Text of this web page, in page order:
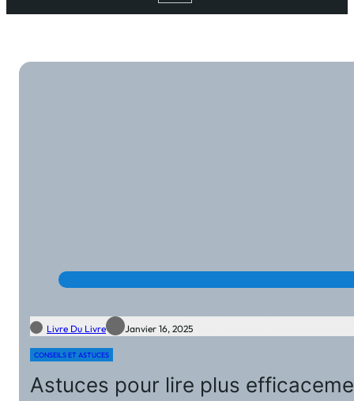
Livre Du Livre Janvier 16, 2025
CONSEILS ET ASTUCES
Astuces pour lire plus